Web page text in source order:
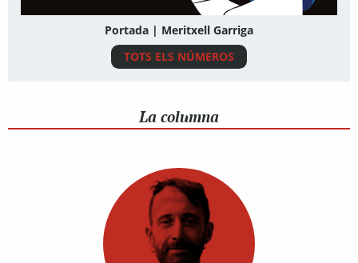
Portada | Meritxell Garriga
TOTS ELS NÚMEROS
La columna